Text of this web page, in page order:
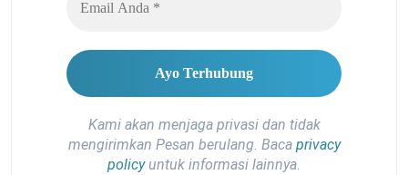
Kami akan menjaga privasi dan tidak
mengirimkan Pesan berulang. Baca privacy
policyuntuk informasi lainnya.